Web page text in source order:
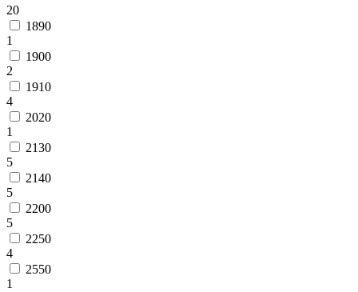
20
1890
1
1900
2
1910
4
2020
1
2130
5
2140
5
2200
5
2250
4
2550
1